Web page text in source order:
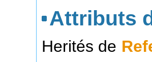
Attributs
Herités de